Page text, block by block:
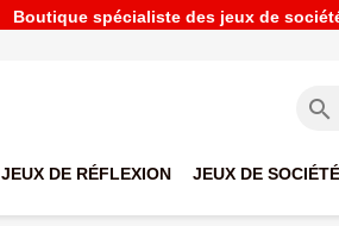
Boutique spécialiste des jeux de
search
JEUX DE RÉFLEXION JEUX DE SOCIÉTÉ